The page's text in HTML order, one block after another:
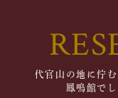
代官山の地に佇
鳳鳴館で